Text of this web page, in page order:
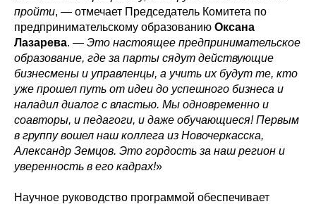
пройти, — отмечает Председатель Комитета по
предпринимательскому образованию Оксана
Лазарева. — Это настоящее предпринимательское
образование, где за парты сядут действующие
бизнесмены и управленцы, а учить их будут те, кто
уже прошел путь от идеи до успешного бизнеса и
наладил диалог с властью. Мы одновременно и
соавторы, и педагоги, и даже обучающиеся! Первым
в группу вошел наш коллега из Новочеркасска,
Александр Земцов. Это гордость за наш регион и
уверенность в его кадрах!»
Научное руководство программой обеспечивает